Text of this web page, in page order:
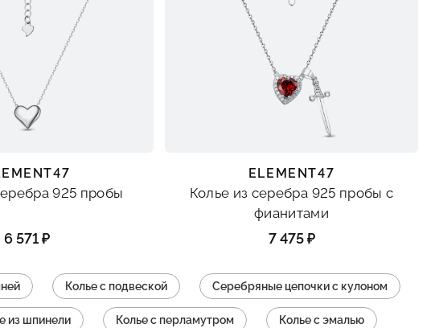
925 пробы
6 571 ₽
ELEMENT47
Колье из серебра 925 пробы с
фианитами
7 475 ₽
Колье с подвеской Серебряные цепочки с кулоном
из шпинели Колье с перламутром Колье с эмалью